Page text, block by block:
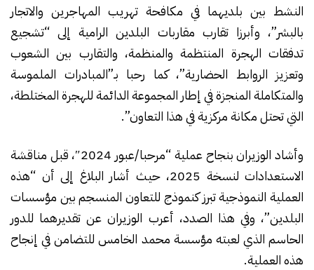
النشط بين بلديهما في مكافحة تهريب المهاجرين والاتجار
بالبشر”، وأبرزا تقارب مقاربات البلدين الرامية إلى “تشجيع
تدفقات الهجرة المنتظمة والمنظمة، والتقارب بين الشعوب
وتعزيز الروابط الحضارية”، كما رحبا بـ”المبادرات الملموسة
والمتكاملة المنجزة في إطار المجموعة الدائمة للهجرة المختلطة،
التي تحتل مكانة مركزية في هذا التعاون”.
وأشاد الوزيران بنجاح عملية “مرحبا/عبور 2024″، قبل مناقشة
الاستعدادات لنسخة 2025، حيث أشار البلاغ إلى أن “هذه
العملية النموذجية تبرز كنموذج للتعاون المنسجم بين مؤسسات
البلدين”، وفي هذا الصدد، أعرب الوزيران عن تقديرهما للدور
الحاسم الذي لعبته مؤسسة محمد الخامس للتضامن في إنجاح
هذه العملية.